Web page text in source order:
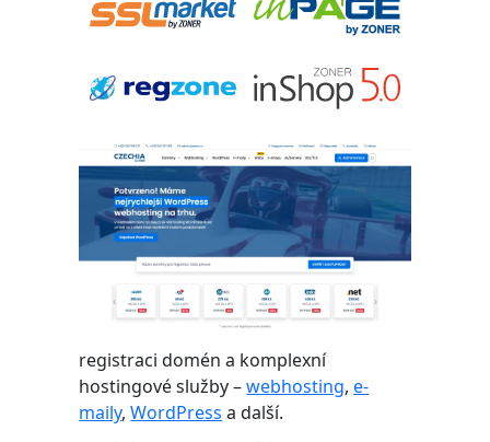
registraci domén a komplexní
hostingové služby –webhosting,e-
maily,WordPress a další.